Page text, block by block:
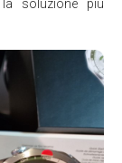
la soluzione più